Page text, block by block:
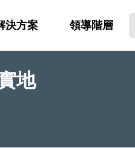
決方案 領導階層
地